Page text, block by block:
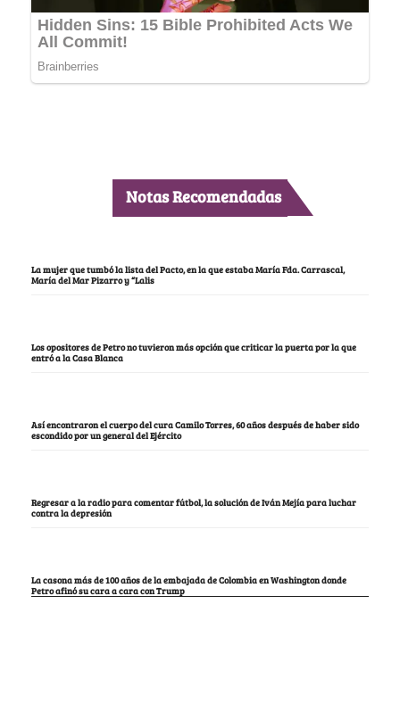
Notas Recomendadas
La mujer que tumbó la lista del Pacto, en la que estaba María Fda. Carrascal,
María del Mar Pizarro y “Lalis
Los opositores de Petro no tuvieron más opción que criticar la puerta por la que
entró a la Casa Blanca
Así encontraron el cuerpo del cura Camilo Torres, 60 años después de haber sido
escondido por un general del Ejército
Regresar a la radio para comentar fútbol, la solución de Iván Mejía para luchar
contra la depresión
La casona más de 100 años de la embajada de Colombia en Washington donde
Petro afinó su cara a cara con Trump